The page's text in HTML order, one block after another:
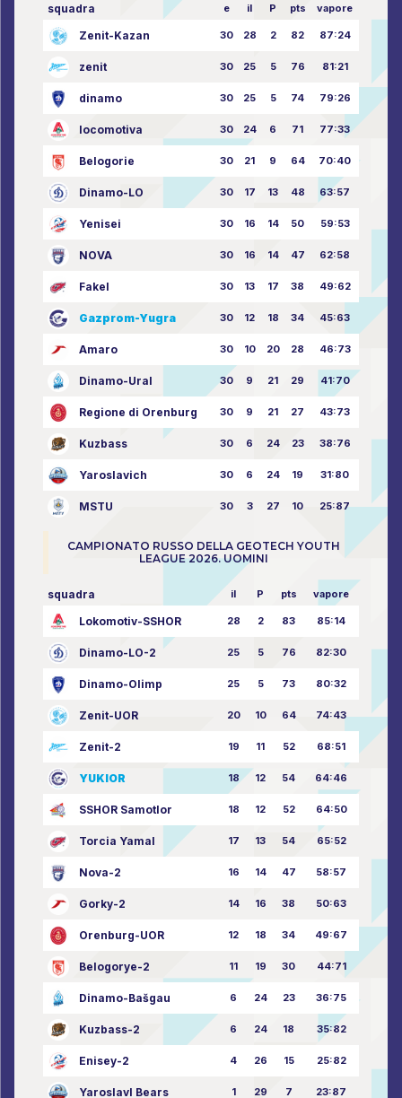
squadra e il P pts vapore
Zenit-Kazan 30 28 2 82 87:24
zenit 30 25 5 76 81:21
dinamo 30 25 5 74 79:26
locomotiva 30 24 6 71 77:33
Belogorie 30 21 9 64 70:40
Dinamo-LO 30 17 13 48 63:57
Yenisei 30 16 14 50 59:53
NOVA 30 16 14 47 62:58
Fakel 30 13 17 38 49:62
Gazprom-Yugra 30 12 18 34 45:63
Amaro 30 10 20 28 46:73
Dinamo-Ural 30 9 21 29 41:70
Regione di Orenburg 30 9 21 27 43:73
Kuzbass 30 6 24 23 38:76
Yaroslavich 30 6 24 19 31:80
MSTU 30 3 27 10 25:87
CAMPIONATO RUSSO DELLA GEOTECH YOUTH
LEAGUE 2026. UOMINI
squadra il P pts vapore
Lokomotiv-SSHOR 28 2 83 85:14
Dinamo-LO-2 25 5 76 82:30
Dinamo-Olimp 25 5 73 80:32
Zenit-UOR 20 10 64 74:43
Zenit-2 19 11 52 68:51
YUKIOR 18 12 54 64:46
SSHOR Samotlor 18 12 52 64:50
Torcia Yamal 17 13 54 65:52
Nova-2 16 14 47 58:57
Gorky-2 14 16 38 50:63
Orenburg-UOR 12 18 34 49:67
Belogorye-2 11 19 30 44:71
Dinamo-Bašgau 6 24 23 36:75
Kuzbass-2 6 24 18 35:82
Enisey-2 4 26 15 25:82
Yaroslavl Bears 1 29 7 23:87